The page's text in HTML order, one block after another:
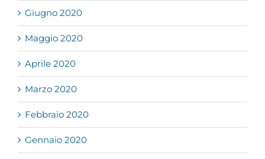
Giugno 2020
Maggio 2020
Aprile 2020
Marzo 2020
Febbraio 2020
Gennaio 2020